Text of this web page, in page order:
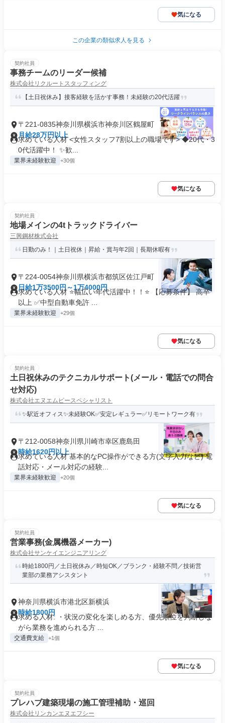
気になる
この企業の類似求人を見る
契約社員
事務チームのリーダー候補
株式会社リクルートスタッフィング
【土日祝休み】接客経験を活かす事務！未経験の20代活躍
〒221-0835神奈川県横浜市神奈川区鶴屋町
月給28万円以上
求めている人材 <女性スタッフ7割以上の職場です> ◆20代・3
0代活躍中！ ✨歓...
業界未経験歓迎 +30個
気になる
契約社員
地場メインの4tトラックドライバー
三興鋼材株式会社
日勤のみ！｜土日祝休｜昇給・賞与年2回｜長期休暇有
〒224-0054神奈川県横浜市都筑区佐江戸町
日給1万3500円～1万4000円
求めている人材 ⭐幅広い年代活躍中！！⭐ 【応募条件】 高卒
以上 ✅中型自動車免許 ...
業界未経験歓迎 +29個
気になる
契約社員
土日祝休みのテクニカルサポート(メール・電話での問合
せ対応)
株式会社エヌエムピースペシャリスト
✨駅近オフィス✨未経験OK✅安定レギュラー✅リモートワーク有
〒212-0058神奈川県川崎市幸区鹿島田
時給1620円以上
求めている人材 基本的なPC操作ができる方(文字入力など) 電
話対応・メール対応の経験...
業界未経験歓迎 +20個
気になる
契約社員
営業事務(金属機器メーカー)
株式会社サンケイエンジニアリング
時給1800円／土日祝休み／時短OK／ブランク・経験不問／技術営
業部の業務アシスタント
神奈川県横浜市港北区新横浜
時給1800円
求める人材: ・状況の変化を楽しめる方、優先順位を判断しな
がら業務を進められる方 ...
交通費支給 +1個
気になる
契約社員
プレハブ建築現場の施工管理補助・巡回
株式会社リンカンエヌエフシー